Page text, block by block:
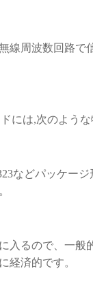
線周波数回路で
には,次のような
などパッケー
入るので、一般
経済的です。